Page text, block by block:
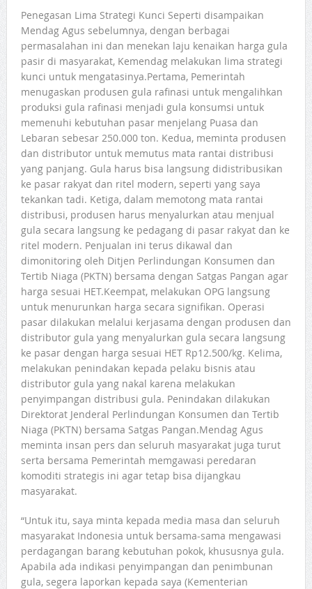
Penegasan Lima Strategi Kunci Seperti disampaikan
Mendag Agus sebelumnya, dengan berbagai
permasalahan ini dan menekan laju kenaikan harga gula
pasir di masyarakat, Kemendag melakukan lima strategi
kunci untuk mengatasinya.Pertama, Pemerintah
menugaskan produsen gula rafinasi untuk mengalihkan
produksi gula rafinasi menjadi gula konsumsi untuk
memenuhi kebutuhan pasar menjelang Puasa dan
Lebaran sebesar 250.000 ton. Kedua, meminta produsen
dan distributor untuk memutus mata rantai distribusi
yang panjang. Gula harus bisa langsung didistribusikan
ke pasar rakyat dan ritel modern, seperti yang saya
tekankan tadi. Ketiga, dalam memotong mata rantai
distribusi, produsen harus menyalurkan atau menjual
gula secara langsung ke pedagang di pasar rakyat dan ke
ritel modern. Penjualan ini terus dikawal dan
dimonitoring oleh Ditjen Perlindungan Konsumen dan
Tertib Niaga (PKTN) bersama dengan Satgas Pangan agar
harga sesuai HET.Keempat, melakukan OPG langsung
untuk menurunkan harga secara signifikan. Operasi
pasar dilakukan melalui kerjasama dengan produsen dan
distributor gula yang menyalurkan gula secara langsung
ke pasar dengan harga sesuai HET Rp12.500/kg. Kelima,
melakukan penindakan kepada pelaku bisnis atau
distributor gula yang nakal karena melakukan
penyimpangan distribusi gula. Penindakan dilakukan
Direktorat Jenderal Perlindungan Konsumen dan Tertib
Niaga (PKTN) bersama Satgas Pangan.Mendag Agus
meminta insan pers dan seluruh masyarakat juga turut
serta bersama Pemerintah memgawasi peredaran
komoditi strategis ini agar tetap bisa dijangkau
masyarakat.
“Untuk itu, saya minta kepada media masa dan seluruh
masyarakat Indonesia untuk bersama-sama mengawasi
perdagangan barang kebutuhan pokok, khususnya gula.
Apabila ada indikasi penyimpangan dan penimbunan
gula, segera laporkan kepada saya (Kementerian